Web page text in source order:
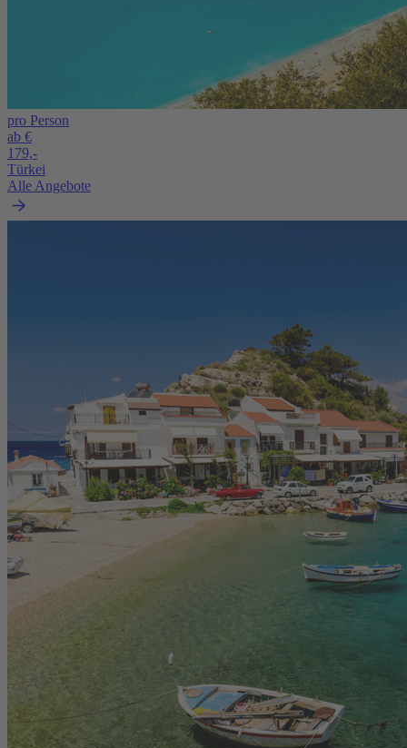
pro Person
ab €
179,-
Türkei
Alle Angebote